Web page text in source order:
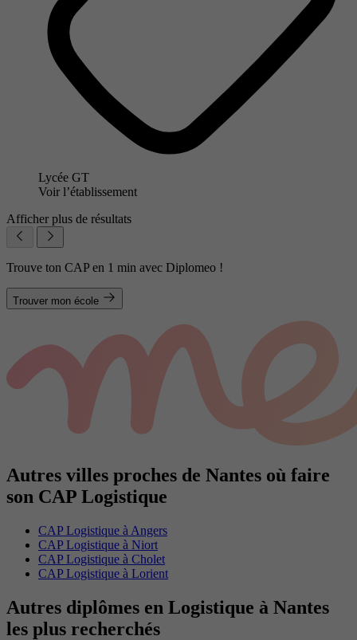
Lycée GT
Voir l’établissement
Afficher plus de résultats
Trouve ton CAP en 1 min avec Diplomeo !
Trouver mon école
Autres villes proches de Nantes où faire
son CAP Logistique
CAP Logistique à Angers
CAP Logistique à Niort
CAP Logistique à Cholet
CAP Logistique à Lorient
Autres diplômes en Logistique à Nantes
les plus recherchés